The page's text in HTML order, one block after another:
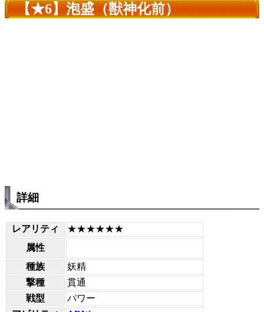
【★6】泡盛（獣神化前）
詳細
レアリティ
★★★★★★
属性
種族
妖精
撃種
貫通
戦型
パワー